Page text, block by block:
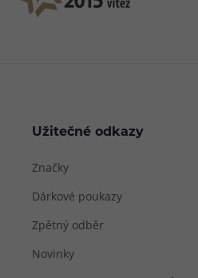
Užitečné odkazy
Značky
Dárkové poukazy
Zpětný odběr
Novinky